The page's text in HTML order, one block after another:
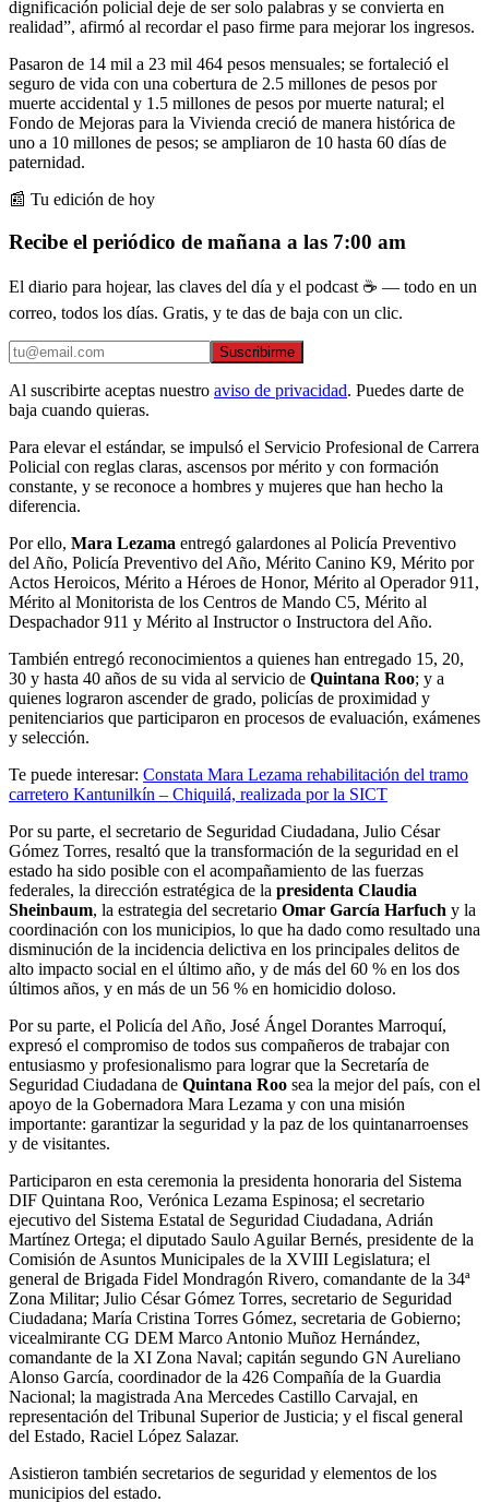
dignificación policial deje de ser solo palabras y se convierta en
realidad”, afirmó al recordar el paso firme para mejorar los ingresos.
Pasaron de 14 mil a 23 mil 464 pesos mensuales; se fortaleció el
seguro de vida con una cobertura de 2.5 millones de pesos por
muerte accidental y 1.5 millones de pesos por muerte natural; el
Fondo de Mejoras para la Vivienda creció de manera histórica de
uno a 10 millones de pesos; se ampliaron de 10 hasta 60 días de
paternidad.
📰 Tu edición de hoy
Recibe el periódico de mañana a las 7:00 am
El diario para hojear, las claves del día y el podcast ☕ — todo en un
correo, todos los días. Gratis, y te das de baja con un clic.
Suscribirme
Al suscribirte aceptas nuestro aviso de privacidad. Puedes darte de
baja cuando quieras.
Para elevar el estándar, se impulsó el Servicio Profesional de Carrera
Policial con reglas claras, ascensos por mérito y con formación
constante, y se reconoce a hombres y mujeres que han hecho la
diferencia.
Por ello, Mara Lezama entregó galardones al Policía Preventivo
del Año, Policía Preventivo del Año, Mérito Canino K9, Mérito por
Actos Heroicos, Mérito a Héroes de Honor, Mérito al Operador 911,
Mérito al Monitorista de los Centros de Mando C5, Mérito al
Despachador 911 y Mérito al Instructor o Instructora del Año.
También entregó reconocimientos a quienes han entregado 15, 20,
30 y hasta 40 años de su vida al servicio de Quintana Roo; y a
quienes lograron ascender de grado, policías de proximidad y
penitenciarios que participaron en procesos de evaluación, exámenes
y selección.
Te puede interesar: Constata Mara Lezama rehabilitación del tramo
carretero Kantunilkín – Chiquilá, realizada por la SICT
Por su parte, el secretario de Seguridad Ciudadana, Julio César
Gómez Torres, resaltó que la transformación de la seguridad en el
estado ha sido posible con el acompañamiento de las fuerzas
federales, la dirección estratégica de la presidenta Claudia
Sheinbaum, la estrategia del secretario Omar García Harfuch y la
coordinación con los municipios, lo que ha dado como resultado una
disminución de la incidencia delictiva en los principales delitos de
alto impacto social en el último año, y de más del 60 % en los dos
últimos años, y en más de un 56 % en homicidio doloso.
Por su parte, el Policía del Año, José Ángel Dorantes Marroquí,
expresó el compromiso de todos sus compañeros de trabajar con
entusiasmo y profesionalismo para lograr que la Secretaría de
Seguridad Ciudadana de Quintana Roo sea la mejor del país, con el
apoyo de la Gobernadora Mara Lezama y con una misión
importante: garantizar la seguridad y la paz de los quintanarroenses
y de visitantes.
Participaron en esta ceremonia la presidenta honoraria del Sistema
DIF Quintana Roo, Verónica Lezama Espinosa; el secretario
ejecutivo del Sistema Estatal de Seguridad Ciudadana, Adrián
Martínez Ortega; el diputado Saulo Aguilar Bernés, presidente de la
Comisión de Asuntos Municipales de la XVIII Legislatura; el
general de Brigada Fidel Mondragón Rivero, comandante de la 34ª
Zona Militar; Julio César Gómez Torres, secretario de Seguridad
Ciudadana; María Cristina Torres Gómez, secretaria de Gobierno;
vicealmirante CG DEM Marco Antonio Muñoz Hernández,
comandante de la XI Zona Naval; capitán segundo GN Aureliano
Alonso García, coordinador de la 426 Compañía de la Guardia
Nacional; la magistrada Ana Mercedes Castillo Carvajal, en
representación del Tribunal Superior de Justicia; y el fiscal general
del Estado, Raciel López Salazar.
Asistieron también secretarios de seguridad y elementos de los
municipios del estado.